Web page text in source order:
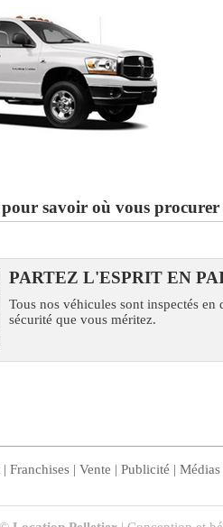
savoir où vous procurer
PARTEZ L'ESPRIT EN
Tous nos véhicules sont inspectés
sécurité que vous méritez.
| Franchises | Vente | Publicité | Médias